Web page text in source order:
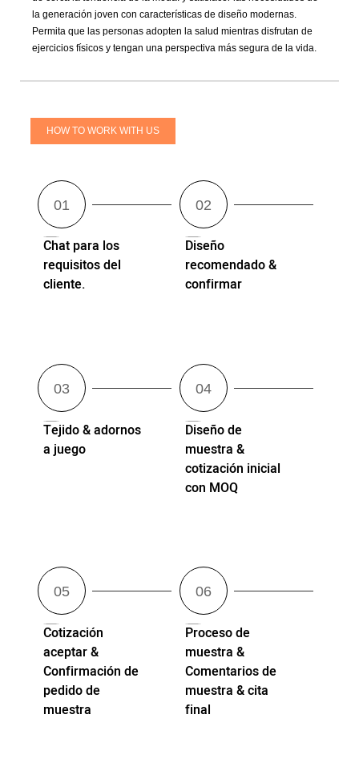
la generación joven con características de diseño modernas.
Permita que las personas adopten la salud mientras disfrutan de
ejercicios físicos y tengan una perspectiva más segura de la vida.
HOW TO WORK WITH US
Chat para los
requisitos del
cliente.
Diseño
recomendado &
confirmar
Tejido & adornos
a juego
Diseño de
muestra &
cotización inicial
con MOQ
Cotización
aceptar &
Confirmación de
pedido de
muestra
Proceso de
muestra &
Comentarios de
muestra & cita
final